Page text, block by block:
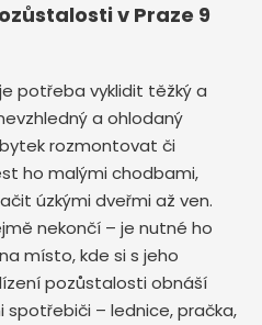
v Praze 9
potřeba vyklidit těžký a
a ohlodaný
rozmontovat či
ho malými chodbami,
úzkými dveřmi až ven.
nekončí – je nutné ho
místo, kde si s jeho
pozůstalosti obnáší
– lednice, pračka,